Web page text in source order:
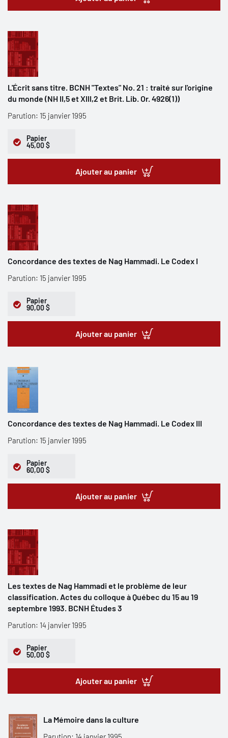
L'Écrit sans titre. BCNH "Textes" No. 21 : traité sur l'origine
du monde (NH II,5 et XIII,2 et Brit. Lib. Or. 4926(1))
Parution: 15 janvier 1995
Papier
45,00 $
Ajouter au panier
Concordance des textes de Nag Hammadi. Le Codex I
Parution: 15 janvier 1995
Papier
90,00 $
Ajouter au panier
Concordance des textes de Nag Hammadi. Le Codex III
Parution: 15 janvier 1995
Papier
60,00 $
Ajouter au panier
Les textes de Nag Hammadi et le problème de leur
classification. Actes du colloque à Québec du 15 au 19
septembre 1993. BCNH Études 3
Parution: 14 janvier 1995
Papier
50,00 $
Ajouter au panier
La Mémoire dans la culture